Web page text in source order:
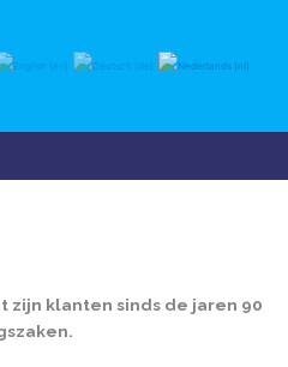
zijn klanten sinds de jaren 90